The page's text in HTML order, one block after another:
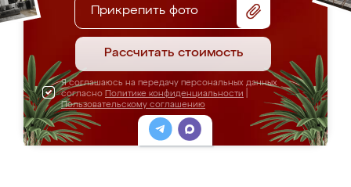
Прикрепить фото
Рассчитать стоимость
Я соглашаюсь на передачу персональных данных
согласно Политике конфиденциальности
Пользовательскому соглашению